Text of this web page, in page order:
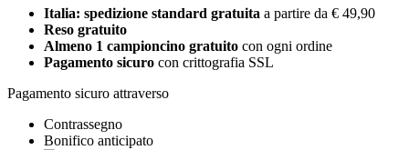
Italia: spedizione standard gratuita a partire da € 49,90
Reso gratuito
Almeno 1 campioncino gratuito con ogni ordine
Pagamento sicuro con crittografia SSL
Pagamento sicuro attraverso
Contrassegno
Bonifico anticipato